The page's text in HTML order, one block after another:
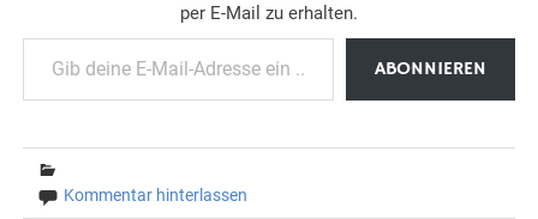
per E-Mail zu erhalten.
Gib deine E-Mail-Adresse ein ...
ABONNIEREN
Kommentar hinterlassen